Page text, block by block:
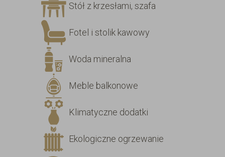
Stół z krzesłami, szafa
Fotel i stolik kawowy
Woda mineralna
Meble balkonowe
Klimatyczne dodatki
Ekologiczne ogrzewanie